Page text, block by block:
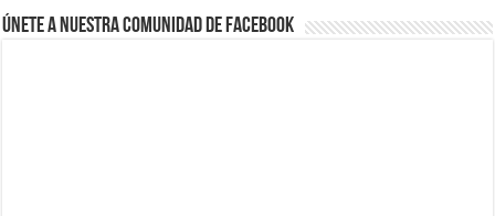
Únete a nuestra comunidad de Facebook